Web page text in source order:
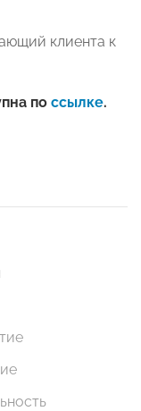
клиента к
по ссылке.